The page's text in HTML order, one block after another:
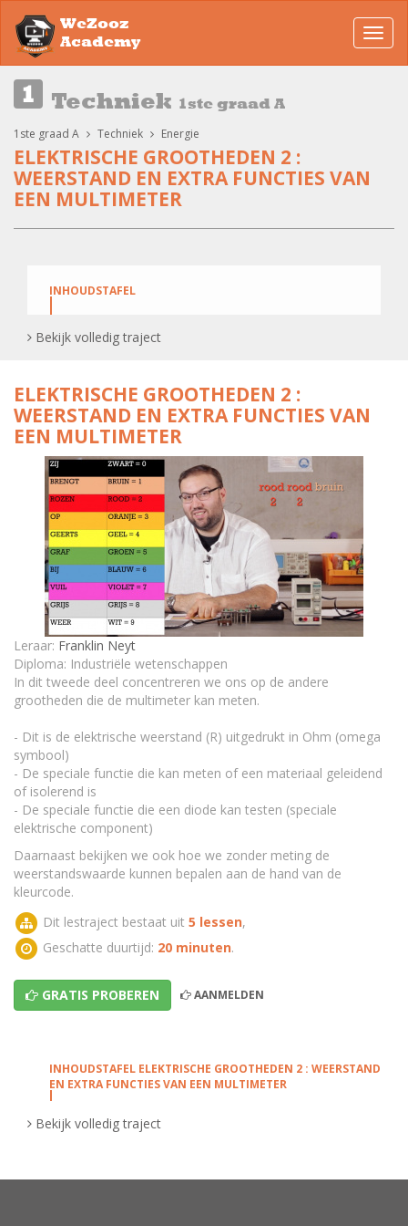
WeZooz
Academy
Techniek 1ste graad A
1ste graad A Techniek Energie
ELEKTRISCHE GROOTHEDEN 2 :
WEERSTAND EN EXTRA FUNCTIES VAN
EEN MULTIMETER
INHOUDSTAFEL
Meten van weerstand in een elektrische
stroomkring.
Weerstand
Geleiden of isoleren: testen van een LED-lamp en
een diode.
Extra functies van de multimeter
TEST : Weerstand meten en speciale functies met
de multimeter
Bekijk volledig traject
ELEKTRISCHE GROOTHEDEN 2 :
WEERSTAND EN EXTRA FUNCTIES VAN
EEN MULTIMETER
Leraar: Franklin Neyt
Diploma: Industriële wetenschappen
In dit tweede deel concentreren we ons op de andere
grootheden die de multimeter kan meten.
- Dit is de elektrische weerstand (R) uitgedrukt in Ohm (omega
symbool)
- De speciale functie die kan meten of een materiaal geleidend
of isolerend is
- De speciale functie die een diode kan testen (speciale
elektrische component)
Daarnaast bekijken we ook hoe we zonder meting de
weerstandswaarde kunnen bepalen aan de hand van de
kleurcode.
Dit lestraject bestaat uit 5 lessen,
Geschatte duurtijd: 20 minuten.
GRATIS PROBEREN AANMELDEN
INHOUDSTAFEL ELEKTRISCHE GROOTHEDEN 2 : WEERSTAND
EN EXTRA FUNCTIES VAN EEN MULTIMETER
Meten van weerstand in een elektrische
stroomkring.
Weerstand behoort tot één van de elektrische
Bekijk volledig traject